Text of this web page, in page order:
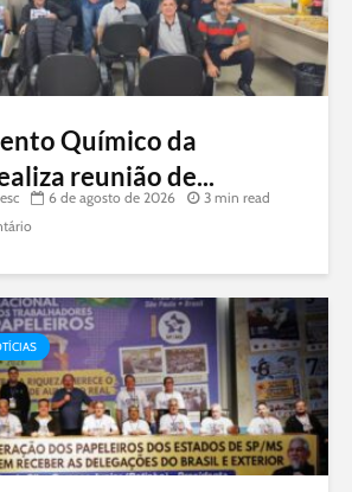
Químico da
reunião de...
6 de agosto de 2026
3 min read